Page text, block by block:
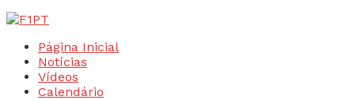
Página Inicial
Notícias
Vídeos
Calendário